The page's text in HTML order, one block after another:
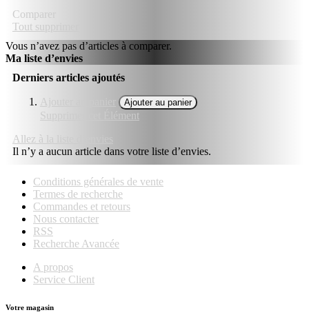
Comparer
Tout supprimer
Vous n’avez pas d’articles à comparer.
Ma liste d’envies
Derniers articles ajoutés
Ajouter au panier Ajouter au panier
Supprimer cet Élément
Allez à la liste d’envies
Il n’y a aucun article dans votre liste d’envies.
Conditions générales de vente
Termes de recherche
Commandes et retours
Nous contacter
RSS
Recherche Avancée
A propos
Service Client
Votre magasin